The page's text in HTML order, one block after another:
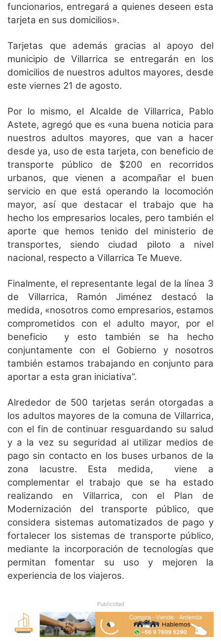
funcionarios, entregará a quienes deseen esta
tarjeta en sus domicilios».
Tarjetas que además gracias al apoyo del
municipio de Villarrica se entregarán en los
domicilios de nuestros adultos mayores, desde
este viernes 21 de agosto.
Por lo mismo, el Alcalde de Villarrica, Pablo
Astete, agregó que es «una buena noticia para
nuestros adultos mayores, que van a hacer
desde ya, uso de esta tarjeta, con beneficio de
transporte público de $200 en recorridos
urbanos, que vienen a acompañar el buen
servicio en que está operando la locomoción
mayor, así que destacar el trabajo que ha
hecho los empresarios locales, pero también el
aporte que hemos tenido del ministerio de
transportes, siendo ciudad piloto a nivel
nacional, respecto a Villarrica Te Mueve.
Finalmente, el representante legal de la línea 3
de Villarrica, Ramón Jiménez destacó la
medida, «nosotros como empresarios, estamos
comprometidos con el adulto mayor, por el
beneficio y esto también se ha hecho
conjuntamente con el Gobierno y nosotros
también estamos trabajando en conjunto para
aportar a esta gran iniciativa”.
Alrededor de 500 tarjetas serán otorgadas a
los adultos mayores de la comuna de Villarrica,
con el fin de continuar resguardando su salud
y a la vez su seguridad al utilizar medios de
pago sin contacto en los buses urbanos de la
zona lacustre. Esta medida, viene a
complementar el trabajo que se ha estado
realizando en Villarrica, con el Plan de
Modernización del transporte público, que
considera sistemas automatizados de pago y
fortalecer los sistemas de transporte público,
mediante la incorporación de tecnologías que
permitan fomentar su uso y mejoren la
experiencia de los viajeros.
Publicidad